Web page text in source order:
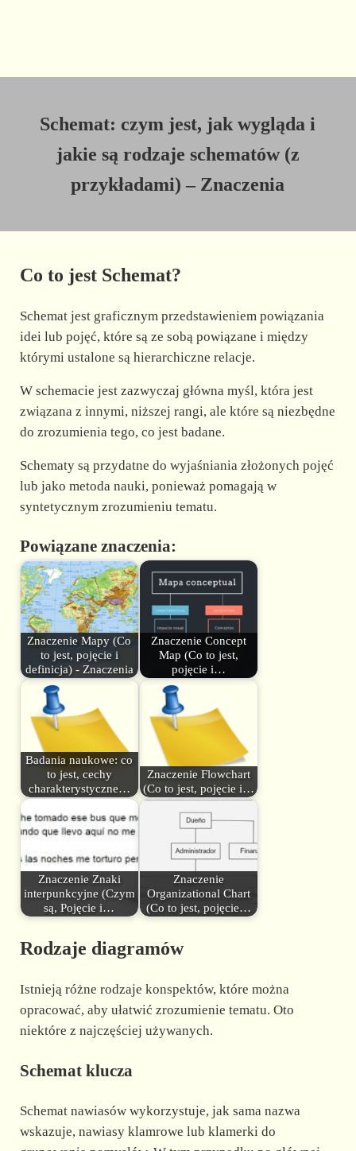
Schemat: czym jest, jak wygląda i
jakie są rodzaje schematów (z
przykładami) – Znaczenia
Co to jest Schemat?
Schemat jest graficznym przedstawieniem powiązania
idei lub pojęć, które są ze sobą powiązane i między
którymi ustalone są hierarchiczne relacje.
W schemacie jest zazwyczaj główna myśl, która jest
związana z innymi, niższej rangi, ale które są niezbędne
do zrozumienia tego, co jest badane.
Schematy są przydatne do wyjaśniania złożonych pojęć
lub jako metoda nauki, ponieważ pomagają w
syntetycznym zrozumieniu tematu.
Powiązane znaczenia:
Znaczenie Mapy (Co
to jest, pojęcie i
definicja) - Znaczenia
Znaczenie Concept
Map (Co to jest,
pojęcie i…
Badania naukowe: co
to jest, cechy
charakterystyczne…
Znaczenie Flowchart
(Co to jest, pojęcie i…
Znaczenie Znaki
interpunkcyjne (Czym
są, Pojęcie i…
Znaczenie
Organizational Chart
(Co to jest, pojęcie…
Rodzaje diagramów
Istnieją różne rodzaje konspektów, które można
opracować, aby ułatwić zrozumienie tematu. Oto
niektóre z najczęściej używanych.
Schemat klucza
Schemat nawiasów wykorzystuje, jak sama nazwa
wskazuje, nawiasy klamrowe lub klamerki do